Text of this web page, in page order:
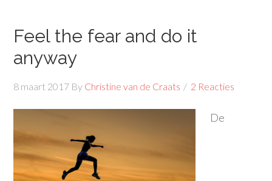
Feel the fear and do it
anyway
8 maart 2017 By Christine van de Craats 2 Reacties
De